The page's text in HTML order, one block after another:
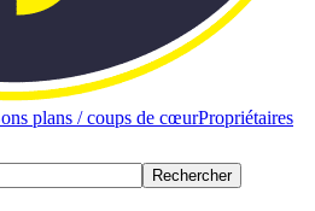
plans / coups de cœurPropriétaires
Rechercher